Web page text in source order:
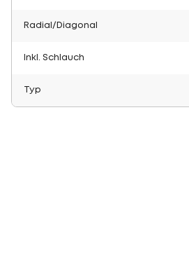
Radial/Diagonal
Inkl. Schlauch
Typ